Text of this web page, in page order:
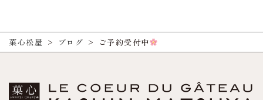
菓心松屋 > ブログ > ご予約受付中